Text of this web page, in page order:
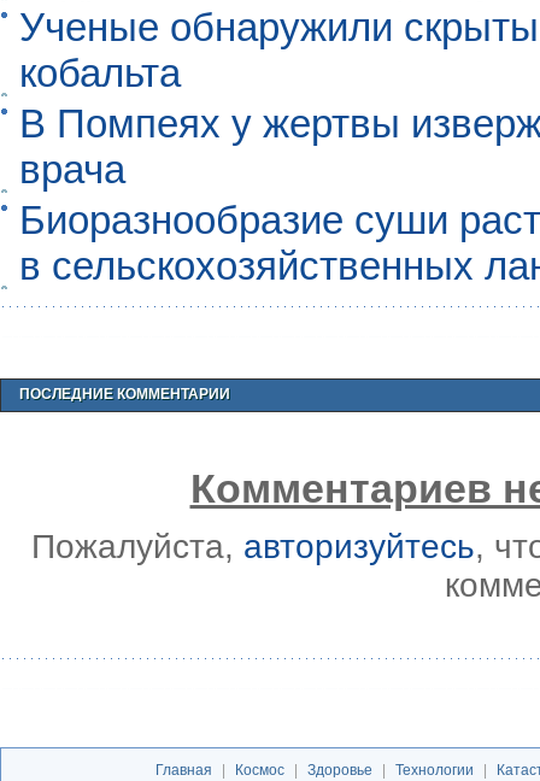
Ученые обнаружили
кобальта
В Помпеях у жертвы
врача
Биоразнообразие суши
в сельскохозяйственных
ПОСЛЕДНИЕ КОММЕНТАРИИ
Комментариев
Пожалуйста, авторизуйтесь,
Главная | Космос | Здоровье | Технологии |